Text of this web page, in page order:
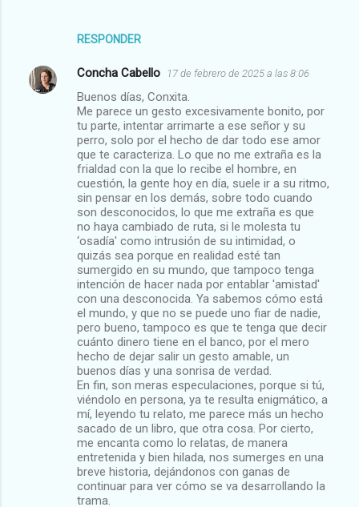
RESPONDER
Concha Cabello 17 de febrero de 2025 a las 8:06
Buenos días, Conxita.
Me parece un gesto excesivamente bonito, por
tu parte, intentar arrimarte a ese señor y su
perro, solo por el hecho de dar todo ese amor
que te caracteriza. Lo que no me extraña es la
frialdad con la que lo recibe el hombre, en
cuestión, la gente hoy en día, suele ir a su ritmo,
sin pensar en los demás, sobre todo cuando
son desconocidos, lo que me extraña es que
no haya cambiado de ruta, si le molesta tu
‘osadía' como intrusión de su intimidad, o
quizás sea porque en realidad esté tan
sumergido en su mundo, que tampoco tenga
intención de hacer nada por entablar 'amistad'
con una desconocida. Ya sabemos cómo está
el mundo, y que no se puede uno fiar de nadie,
pero bueno, tampoco es que te tenga que decir
cuánto dinero tiene en el banco, por el mero
hecho de dejar salir un gesto amable, un
buenos días y una sonrisa de verdad.
En fin, son meras especulaciones, porque si tú,
viéndolo en persona, ya te resulta enigmático, a
mí, leyendo tu relato, me parece más un hecho
sacado de un libro, que otra cosa. Por cierto,
me encanta como lo relatas, de manera
entretenida y bien hilada, nos sumerges en una
breve historia, dejándonos con ganas de
continuar para ver cómo se va desarrollando la
trama.